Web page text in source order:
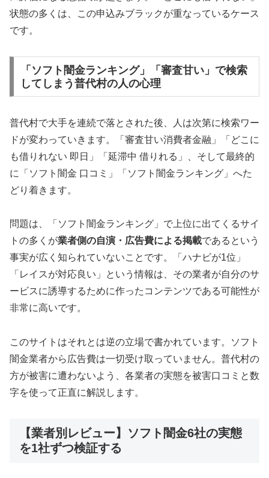
状態の多くは、この申込みブラックが重なっているケース
です。
「ソフト闇金ランキング」「審査甘い」で検索
してしまう普代村の人の心理
普代村で大手を連続で落とされた後、人は次第に検索ワー
ドが変わっていきます。「審査甘い消費者金融」「どこに
も借りれない 即日」「延滞中 借りれる」、そして最終的
に「ソフト闇金 口コミ」「ソフト闇金ランキング」へた
どり着きます。
問題は、「ソフト闇金ランキング」で上位に出てくるサイ
トの多くが業者側の自演・広告費による掲載であるという
事実が広く知られていないことです。「ハナビが1位」
「レイスが対応良い」という情報は、その業者が自分のサ
ービスに誘導するために作ったコンテンツである可能性が
非常に高いです。
このサイトはそれとは逆の立場で書かれています。ソフト
闇金業者から広告費は一切受け取っていません。普代村の
方が被害に遭わないよう、各業者の実態を被害口コミと数
字を使って正直に解説します。
【業者別レビュー】ソフト闇金6社の実態
を1社ずつ検証する